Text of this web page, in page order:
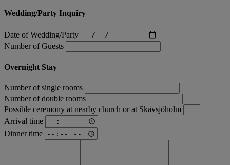
Wedding/Party Inquiry
Date of Wedding/Party
Number of Guests
Overnight Stay
Number of single rooms
Number of double rooms
Possible ceremony at nearby church or at Skåvsjöholm
Arrival time
Dinner time